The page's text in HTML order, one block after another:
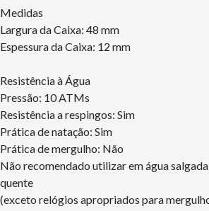
Medidas
Largura da Caixa: 48 mm
Espessura da Caixa: 12 mm
Resistência à Água
Pressão: 10 ATMs
Resistência a respingos: Sim
Prática de natação: Sim
Prática de mergulho: Não
Não recomendado utilizar em água
quente
(exceto relógios apropriados para